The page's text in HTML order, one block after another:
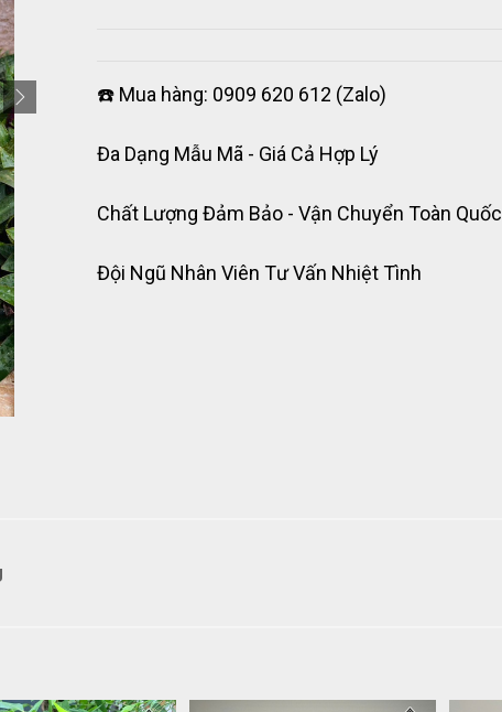
☎️ Mua hàng: 0909 620 612 (Zalo)
Đa Dạng Mẫu Mã - Giá Cả Hợp Lý
Chất Lượng Đảm Bảo - Vận Chuyển Toàn Quốc
Đội Ngũ Nhân Viên Tư Vấn Nhiệt Tình